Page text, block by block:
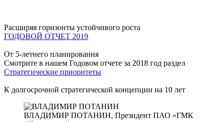
Расширяя горизонты устойчивого роста
ГОДОВОЙ ОТЧЕТ 2019
От 5-летнего планирования
Смотрите в нашем Годовом отчете за 2018 год раздел
Стратегические приоритеты
К долгосрочной стратегической концепции на 10 лет
ВЛАДИМИР ПОТАНИН, Президент ПАО «ГМК